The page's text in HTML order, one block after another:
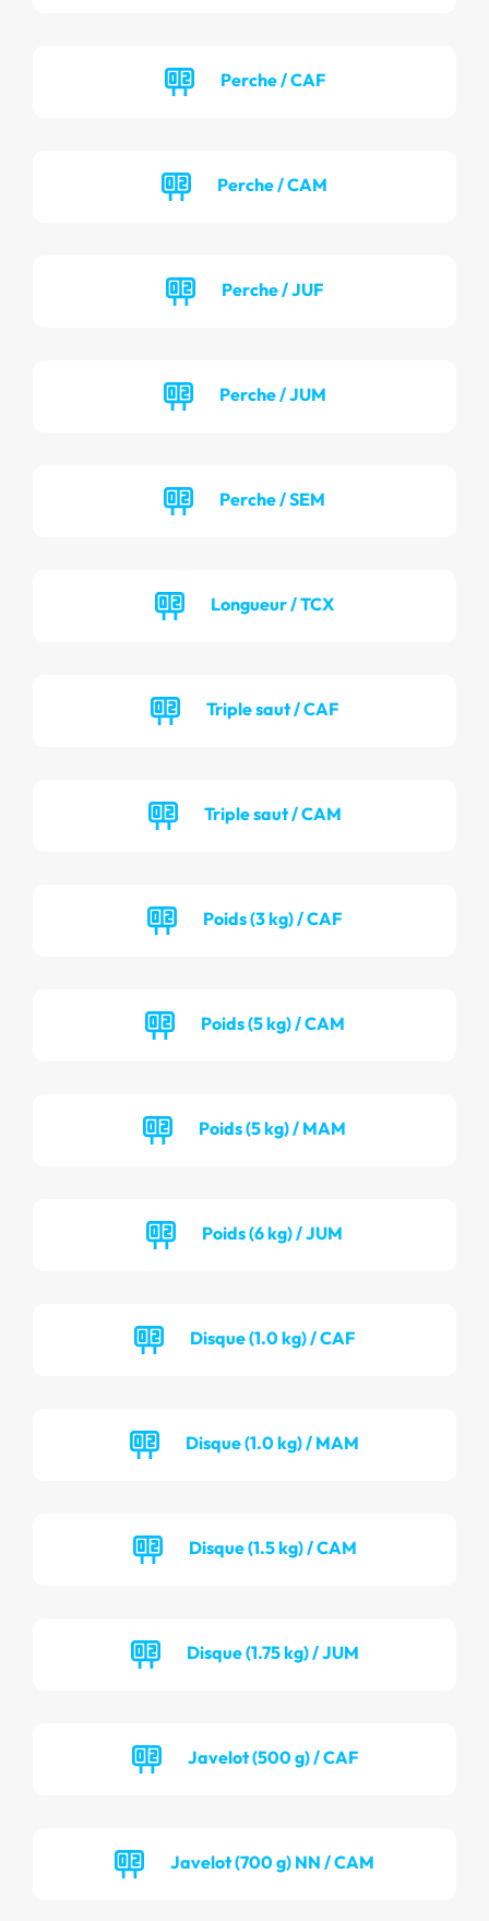
Perche / CAF
Perche / CAM
Perche / JUF
Perche / JUM
Perche / SEM
Longueur / TCX
Triple saut / CAF
Triple saut / CAM
Poids (3 kg) / CAF
Poids (5 kg) / CAM
Poids (5 kg) / MAM
Poids (6 kg) / JUM
Disque (1.0 kg) / CAF
Disque (1.0 kg) / MAM
Disque (1.5 kg) / CAM
Disque (1.75 kg) / JUM
Javelot (500 g) / CAF
Javelot (700 g) NN / CAM